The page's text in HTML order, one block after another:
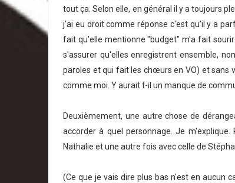
tout ça. Selon elle, en général il y a toujours
j'ai eu droit comme réponse c'est qu'il y a
fait qu'elle mentionne "budget" m'a fait
s'assurer qu'elles enregistrent ensemble,
paroles et qui fait les chœurs en VO) et sans
comme moi. Y aurait t-il un manque de
Deuxièmement, une autre chose de
accorder à quel personnage. Je
Nathalie et une autre fois avec celle de
(Ce que je vais dire plus bas n'est en aucun